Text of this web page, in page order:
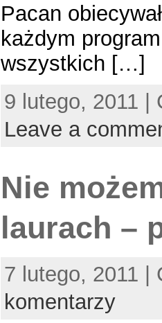
Pacan
każdym
wszystkich […]
9 lutego, 2011 |
Leave a
Nie
laurach –
7 lutego, 2011 |
komentarzy